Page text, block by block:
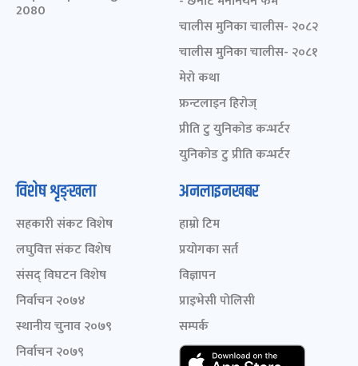
2080
चालीस मुनिका चालीस- २०८२
चालीस मुनिका चालीस- २०८१
मेरो कथा
फ्रन्टलाइन हिरोज्
प्रीति टु युनिकोड कन्भर्टर
युनिकोड टु प्रीति कन्भर्टर
विशेष शृङ्खला
सहकारी संकट विशेष
लघुवित्त संकट विशेष
संसद् विघटन विशेष
निर्वाचन २०७४
स्थानीय चुनाव २०७९
निर्वाचन २०७९
अनलाइनखबर
हाम्रो टिम
प्रयोगका सर्त
विज्ञापन
प्राइभेसी पोलिसी
सम्पर्क